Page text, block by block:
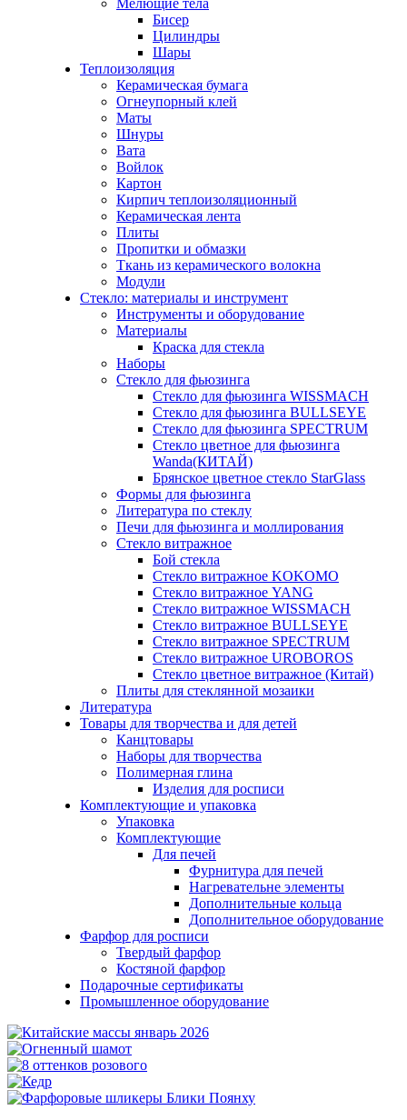
Мелющие тела
Бисер
Цилиндры
Шары
Теплоизоляция
Керамическая бумага
Огнеупорный клей
Маты
Шнуры
Вата
Войлок
Картон
Кирпич теплоизоляционный
Керамическая лента
Плиты
Пропитки и обмазки
Ткань из керамического волокна
Модули
Стекло: материалы и инструмент
Инструменты и оборудование
Материалы
Краска для стекла
Наборы
Стекло для фьюзинга
Стекло для фьюзинга WISSMACH
Стекло для фьюзинга BULLSEYE
Стекло для фьюзинга SPECTRUM
Стекло цветное для фьюзинга
Wanda(КИТАЙ)
Брянское цветное стекло StarGlass
Формы для фьюзинга
Литература по стеклу
Печи для фьюзинга и моллирования
Стекло витражное
Бой стекла
Стекло витражное KOKOMO
Стекло витражное YANG
Стекло витражное WISSMACH
Стекло витражное BULLSEYE
Стекло витражное SPECTRUM
Стекло витражное UROBOROS
Стекло цветное витражное (Китай)
Плиты для стеклянной мозаики
Литература
Товары для творчества и для детей
Канцтовары
Наборы для творчества
Полимерная глина
Изделия для росписи
Комплектующие и упаковка
Упаковка
Комплектующие
Для печей
Фурнитура для печей
Нагревательне элементы
Дополнительные кольца
Дополнительное оборудование
Фарфор для росписи
Твердый фарфор
Костяной фарфор
Подарочные сертификаты
Промышленное оборудование